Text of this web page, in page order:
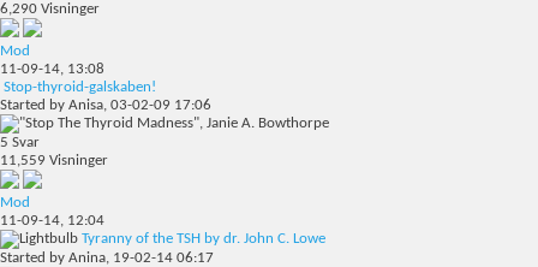
6,290 Visninger
Mod
11-09-14, 13:08
Stop-thyroid-galskaben!
Started by Anisa, 03-02-09 17:06
5 Svar
11,559 Visninger
Mod
11-09-14, 12:04
Tyranny of the TSH by dr. John C. Lowe
Started by Anina, 19-02-14 06:17